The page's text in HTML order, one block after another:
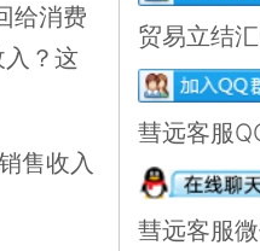
给消费
？这
售收入
贸易立结
彗远客服
彗远客服